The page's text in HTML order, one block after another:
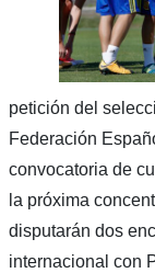
petición del
Federación
convocatoria de
la próxima
disputarán dos
internacional con